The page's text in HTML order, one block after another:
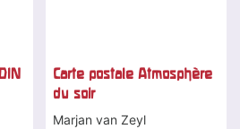
Carte postale Atmosphère
du soir
Marjan van Zeyl